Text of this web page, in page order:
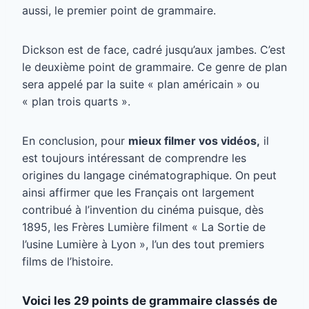
aussi, le premier point de grammaire.
Dickson est de face, cadré jusqu’aux jambes. C’est
le deuxième point de grammaire. Ce genre de plan
sera appelé par la suite « plan américain » ou
« plan trois quarts ».
En conclusion, pour mieux filmer vos vidéos, il
est toujours intéressant de comprendre les
origines du langage cinématographique. On peut
ainsi affirmer que les Français ont largement
contribué à l’invention du cinéma puisque, dès
1895, les Frères Lumière filment « La Sortie de
l’usine Lumière à Lyon », l’un des tout premiers
films de l’histoire.
Voici les 29 points de grammaire classés de